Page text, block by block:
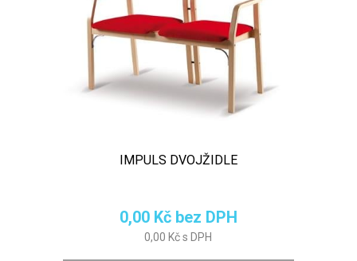
IMPULS DVOJŽIDLE
0,00 Kč bez DPH
0,00 Kč s DPH